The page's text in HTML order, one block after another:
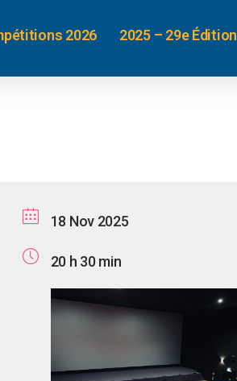
2026 2025 – 29e Édition
18 Nov 2025
20 h 30 min